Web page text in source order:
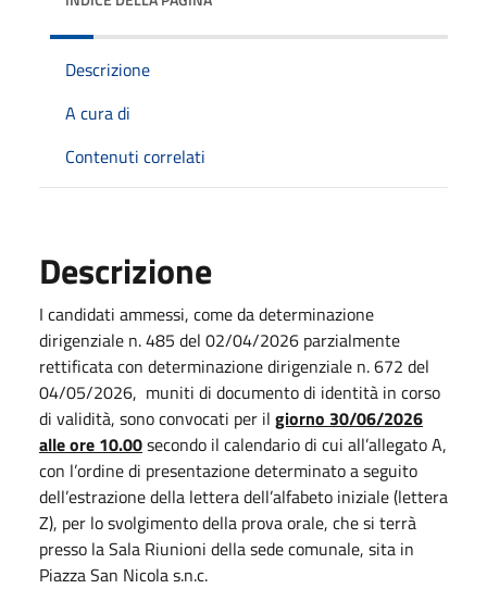
Descrizione
A cura di
Contenuti correlati
Descrizione
I candidati ammessi, come da determinazione
dirigenziale n. 485 del 02/04/2026 parzialmente
rettificata con determinazione dirigenziale n. 672 del
04/05/2026, muniti di documento di identità in corso
di validità, sono convocati per il giorno 30/06/2026
alle ore 10.00secondo il calendario di cui all’allegato A,
con l’ordine di presentazione determinato a seguito
dell’estrazione della lettera dell’alfabeto iniziale (lettera
Z), per lo svolgimento della prova orale, che si terrà
presso la Sala Riunioni della sede comunale, sita in
Piazza San Nicola s.n.c.